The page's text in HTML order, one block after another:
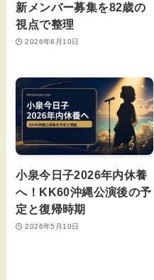
新メンバー募集を82歳の
視点で整理
2026年6月10日
小泉今日子2026年内休養
へ！KK60沖縄公演後の予
定と復帰時期
2026年5月10日